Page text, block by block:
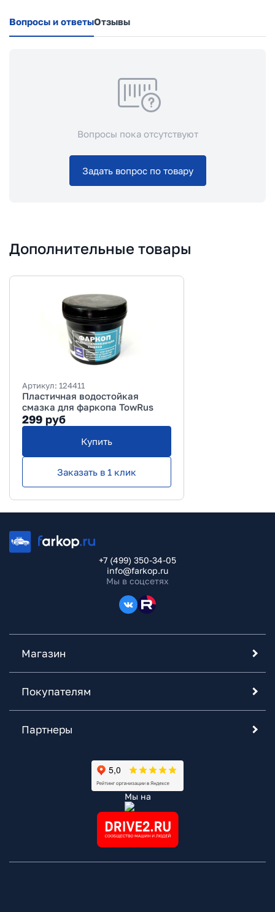
Вопросы и ответыОтзывы
Вопросы пока отсутствуют
Задать вопрос по товару
Дополнительные товары
Артикул: 124411
Пластичная водостойкая
смазка для фаркопа TowRus
299 руб
Купить
Заказать в 1 клик
+7 (499) 350-34-05
info@farkop.ru
Мы в соцсетях
Магазин
Покупателям
Партнеры
Мы на